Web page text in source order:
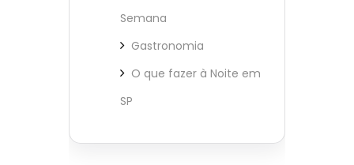
Semana
Gastronomia
O que fazer à Noite em
SP